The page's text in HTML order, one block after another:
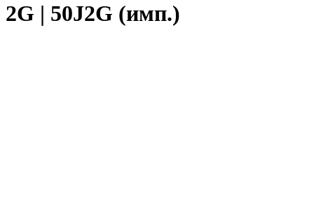
2G | 50J2G (имп.)